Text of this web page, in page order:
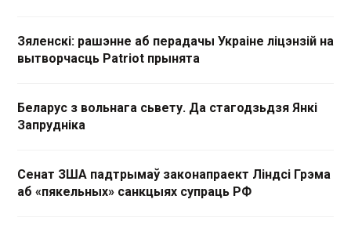
Зяленскі: рашэнне аб перадачы Украіне ліцэнзій на
вытворчасць Patriot прынята
Беларус з вольнага сьвету. Да стагодзьдзя Янкі
Запрудніка
Сенат ЗША падтрымаў законапраект Ліндсі Грэма
аб «пякельных» санкцыях супраць РФ